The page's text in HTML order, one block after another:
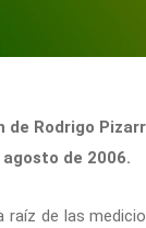
de Rodrigo
de 2006.
raíz de las